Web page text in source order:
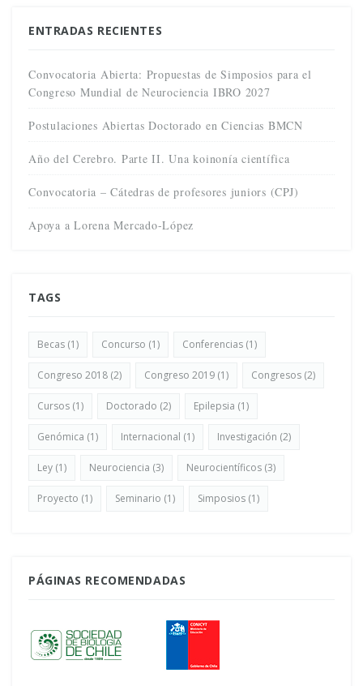
ENTRADAS RECIENTES
Convocatoria Abierta: Propuestas de Simposios para el
Congreso Mundial de Neurociencia IBRO 2027
Postulaciones Abiertas Doctorado en Ciencias BMCN
Año del Cerebro. Parte II. Una koinonía científica
Convocatoria – Cátedras de profesores juniors (CPJ)
Apoya a Lorena Mercado-López
TAGS
Becas (1) Concurso (1) Conferencias (1)
Congreso 2018 (2) Congreso 2019 (1) Congresos (2)
Cursos (1) Doctorado (2) Epilepsia (1)
Genómica (1) Internacional (1) Investigación (2)
Ley (1) Neurociencia (3) Neurocientíficos (3)
Proyecto (1) Seminario (1) Simposios (1)
PÁGINAS RECOMENDADAS